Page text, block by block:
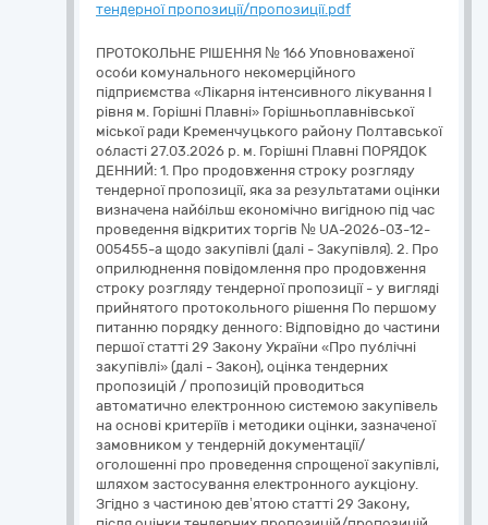
тендерної пропозиції/пропозиції.pdf
ПРОТОКОЛЬНЕ РІШЕННЯ № 166 Уповноваженої
особи комунального некомерційного
підприємства «Лікарня інтенсивного лікування І
рівня м. Горішні Плавні» Горішньоплавнівської
міської ради Кременчуцького району Полтавської
області 27.03.2026 р. м. Горішні Плавні ПОРЯДОК
ДЕННИЙ: 1. Про продовження строку розгляду
тендерної пропозиції, яка за результатами оцінки
визначена найбільш економічно вигідною під час
проведення відкритих торгів № UA-2026-03-12-
005455-a щодо закупівлі (далі - Закупівля). 2. Про
оприлюднення повідомлення про продовження
строку розгляду тендерної пропозиції - у вигляді
прийнятого протокольного рішення По першому
питанню порядку денного: Відповідно до частини
першої статті 29 Закону України «Про публічні
закупівлі» (далі - Закон), оцінка тендерних
пропозицій / пропозицій проводиться
автоматично електронною системою закупівель
на основі критеріїв і методики оцінки, зазначеної
замовником у тендерній документації/
оголошенні про проведення спрощеної закупівлі,
шляхом застосування електронного аукціону.
Згідно з частиною дев’ятою статті 29 Закону,